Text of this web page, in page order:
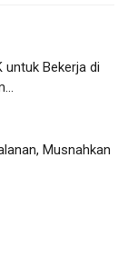
untuk Bekerja di
Musnahkan